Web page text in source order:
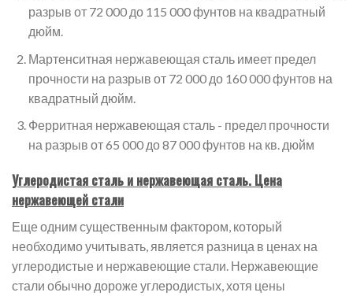
разрыв от 72 000 до 115 000 фунтов на квадратный
дюйм.
Мартенситная нержавеющая сталь имеет предел
прочности на разрыв от 72 000 до 160 000 фунтов на
квадратный дюйм.
Ферритная нержавеющая сталь - предел прочности
на разрыв от 65 000 до 87 000 фунтов на кв. дюйм
Углеродистая сталь и нержавеющая сталь. Цена
нержавеющей стали
Еще одним существенным фактором, который
необходимо учитывать, является разница в ценах на
углеродистые и нержавеющие стали. Нержавеющие
стали обычно дороже углеродистых, хотя цены